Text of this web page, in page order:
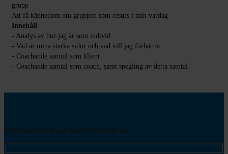
grupp
Att få kännedom om gruppen som resurs i min vardag
Innehåll
- Analys av hur jag är som individ
- Vad är mina starka sidor och vad vill jag förbättra
- Coachande samtal som klient
- Coachande samtal som coach, samt spegling av detta samtal
Prenumerera på vårt nyhetsbrev!